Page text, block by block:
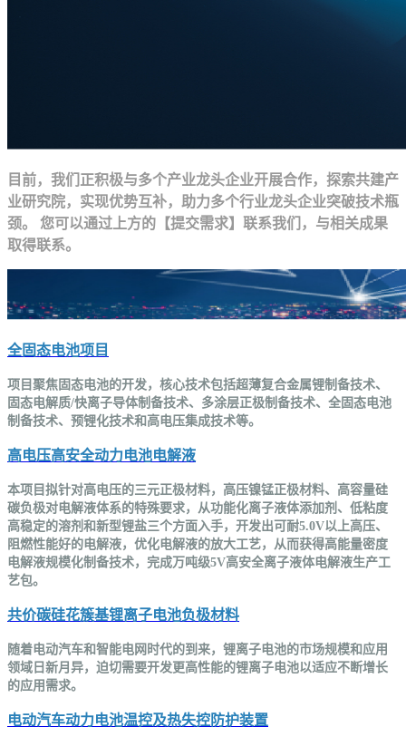
目前，我们正积极与多个产业龙头企业开展合作，探索共建产
业研究院，实现优势互补，助力多个行业龙头企业突破技术瓶
颈。 您可以通过上方的【提交需求】联系我们，与相关成果
取得联系。
全固态电池项目
项目聚焦固态电池的开发，核心技术包括超薄复合金属锂制备技术、
固态电解质/快离子导体制备技术、多涂层正极制备技术、全固态电池
制备技术、预锂化技术和高电压集成技术等。
高电压高安全动力电池电解液
本项目拟针对高电压的三元正极材料，高压镍锰正极材料、高容量硅
碳负极对电解液体系的特殊要求，从功能化离子液体添加剂、低粘度
高稳定的溶剂和新型锂盐三个方面入手，开发出可耐5.0V以上高压、
阻燃性能好的电解液，优化电解液的放大工艺，从而获得高能量密度
电解液规模化制备技术，完成万吨级5V高安全离子液体电解液生产工
艺包。
共价碳硅花簇基锂离子电池负极材料
随着电动汽车和智能电网时代的到来，锂离子电池的市场规模和应用
领域日新月异，迫切需要开发更高性能的锂离子电池以适应不断增长
的应用需求。
电动汽车动力电池温控及热失控防护装置